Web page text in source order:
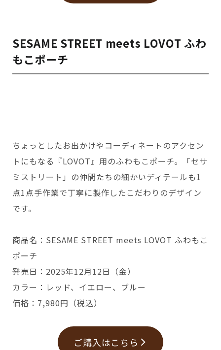
SESAME STREET meets LOVOT ふわ
もこポーチ
ちょっとしたお出かけやコーディネートのアクセン
トにもなる『LOVOT』用のふわもこポーチ。「セサ
ミストリート」の仲間たちの細かいディテールも1
点1点手作業で丁寧に製作したこだわりのデザイン
です。
商品名：SESAME STREET meets LOVOT ふわもこ
ポーチ
発売日：2025年12月12日（金）
カラー：レッド、イエロー、ブルー
価格：7,980円（税込）
ご購入はこちら